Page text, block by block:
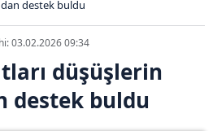
destek buldu
03.02.2026 09:34
düşüşlerin
destek buldu